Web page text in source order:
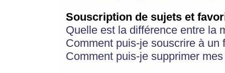
Souscription de sujets et
Quelle est la différence entre la
Comment puis-je souscrire à
Comment puis-je supprimer